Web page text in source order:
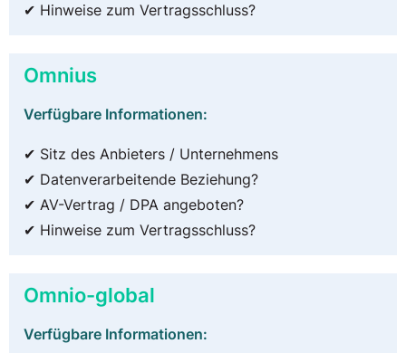
✔ Hinweise zum Vertragsschluss?
Omnius
Verfügbare Informationen:
✔ Sitz des Anbieters / Unternehmens
✔ Datenverarbeitende Beziehung?
✔ AV-Vertrag / DPA angeboten?
✔ Hinweise zum Vertragsschluss?
Omnio-global
Verfügbare Informationen: